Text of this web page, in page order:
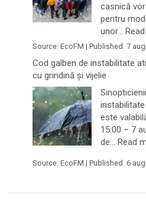
casnică
pentru
unor…
Source: EcoFM | Published: 7
Cod galben de instabilitate
cu grindină și vijelie
este
15:00 – 7
de… Read
Source: EcoFM | Published: 6